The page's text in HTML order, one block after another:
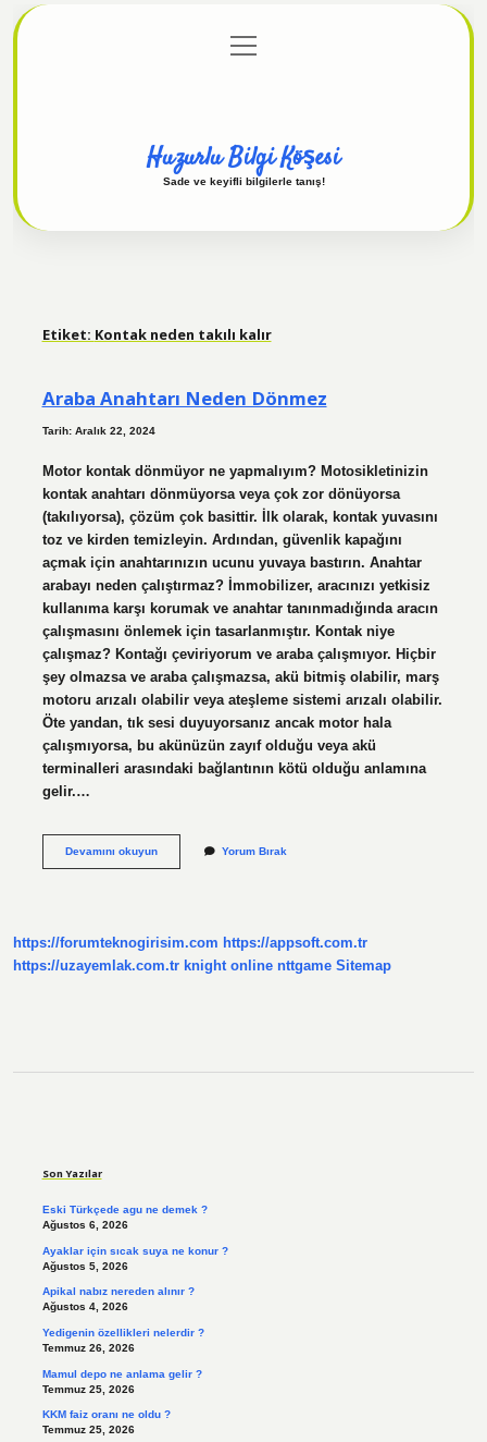
Gizlilik Politikası
menüyü
aç
Huzurlu Bilgi Köşesi
Sade ve keyifli bilgilerle tanış!
Etiket: Kontak neden takılı kalır
Araba Anahtarı Neden Dönmez
Tarih: Aralık 22, 2024
Motor kontak dönmüyor ne yapmalıyım? Motosikletinizin
kontak anahtarı dönmüyorsa veya çok zor dönüyorsa
(takılıyorsa), çözüm çok basittir. İlk olarak, kontak yuvasını
toz ve kirden temizleyin. Ardından, güvenlik kapağını
açmak için anahtarınızın ucunu yuvaya bastırın. Anahtar
arabayı neden çalıştırmaz? İmmobilizer, aracınızı yetkisiz
kullanıma karşı korumak ve anahtar tanınmadığında aracın
çalışmasını önlemek için tasarlanmıştır. Kontak niye
çalışmaz? Kontağı çeviriyorum ve araba çalışmıyor. Hiçbir
şey olmazsa ve araba çalışmazsa, akü bitmiş olabilir, marş
motoru arızalı olabilir veya ateşleme sistemi arızalı olabilir.
Öte yandan, tık sesi duyuyorsanız ancak motor hala
çalışmıyorsa, bu akünüzün zayıf olduğu veya akü
terminalleri arasındaki bağlantının kötü olduğu anlamına
gelir.…
Devamını okuyunAraba
Yorum Bırak
https://forumteknogirisim.com https://appsoft.com.tr
https://uzayemlak.com.tr knight online nttgame Sitemap
Son Yazılar
Eski Türkçede agu ne demek ?
Ağustos 6, 2026
Ayaklar için sıcak suya ne konur ?
Ağustos 5, 2026
Apikal nabız nereden alınır ?
Ağustos 4, 2026
Yedigenin özellikleri nelerdir ?
Temmuz 26, 2026
Mamul depo ne anlama gelir ?
Temmuz 25, 2026
KKM faiz oranı ne oldu ?
Temmuz 25, 2026